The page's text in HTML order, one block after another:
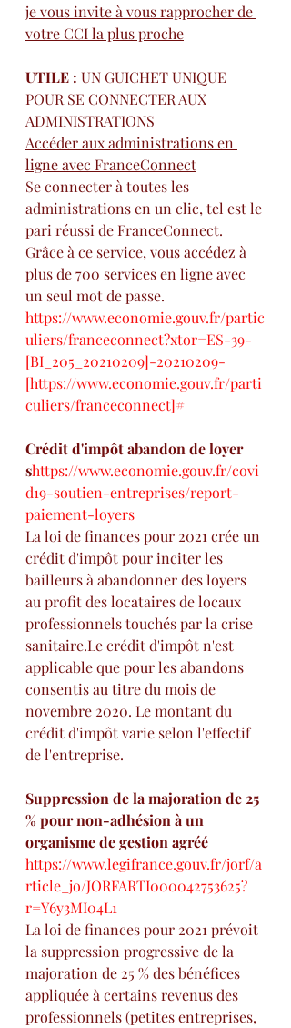
je vous invite à vous rapprocher de
votre CCI la plus proche
UTILE : UN GUICHET UNIQUE
POUR SE CONNECTER AUX
ADMINISTRATIONS
Accéder aux administrations en
ligne avec FranceConnect
Se connecter à toutes les
administrations en un clic, tel est le
pari réussi de FranceConnect.
Grâce à ce service, vous accédez à
plus de 700 services en ligne avec
un seul mot de passe.
https://www.economie.gouv.fr/partic
uliers/franceconnect?xtor=ES-39-
[BI_205_20210209]-20210209-
[https://www.economie.gouv.fr/parti
culiers/franceconnect]#
Crédit d'impôt abandon de loyer
shttps://www.economie.gouv.fr/covi
d19-soutien-entreprises/report-
paiement-loyers
La loi de finances pour 2021 crée un
crédit d'impôt pour inciter les
bailleurs à abandonner des loyers
au profit des locataires de locaux
professionnels touchés par la crise
sanitaire.Le crédit d'impôt n'est
applicable que pour les abandons
consentis au titre du mois de
novembre 2020. Le montant du
crédit d'impôt varie selon l'effectif
de l'entreprise.
Suppression de la majoration de 25
% pour non-adhésion à un
organisme de gestion agréé
https://www.legifrance.gouv.fr/jorf/a
rticle_jo/JORFARTI000042753625?
r=Y6y3MI04L1
La loi de finances pour 2021 prévoit
la suppression progressive de la
majoration de 25 % des bénéfices
appliquée à certains revenus des
professionnels (petites entreprises,